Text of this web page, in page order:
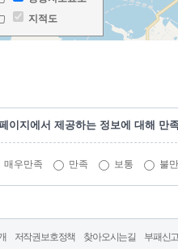
이지에서 제공하는 정보에 대해 만
매우만족 만족 보통 불
저작권보호정책 찾아오시는길 부패신